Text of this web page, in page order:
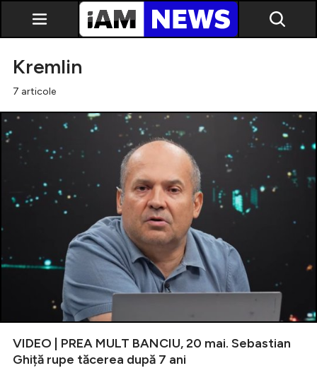
Exclusiv
Kremlin
7 articole
VIDEO | PREA MULT BANCIU, 20 mai. Sebastian
Ghiță rupe tăcerea după 7 ani